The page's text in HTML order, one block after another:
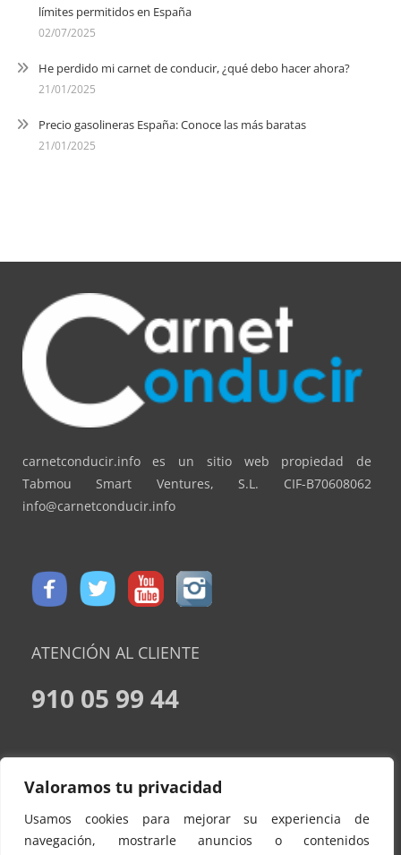
Valoramos tu privacidad
Usamos cookies para mejorar su experiencia de
navegación, mostrarle anuncios o contenidos
límites permitidos en España
02/07/2025
He perdido mi carnet de conducir, ¿qué debo hacer ahora?
21/01/2025
Precio gasolineras España: Conoce las más baratas
21/01/2025
carnetconducir.info es un sitio web propiedad de
Tabmou Smart Ventures, S.L. CIF-B70608062
info@carnetconducir.info
ATENCIÓN AL CLIENTE
910 05 99 44
POLÍTICA DE PRIVACIDAD